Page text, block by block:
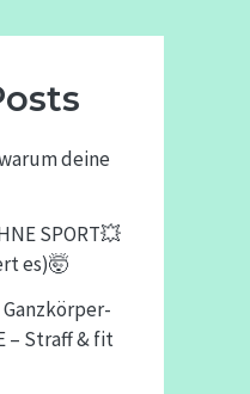
deine
SPORT💥
es)🤯
– Straff & fit